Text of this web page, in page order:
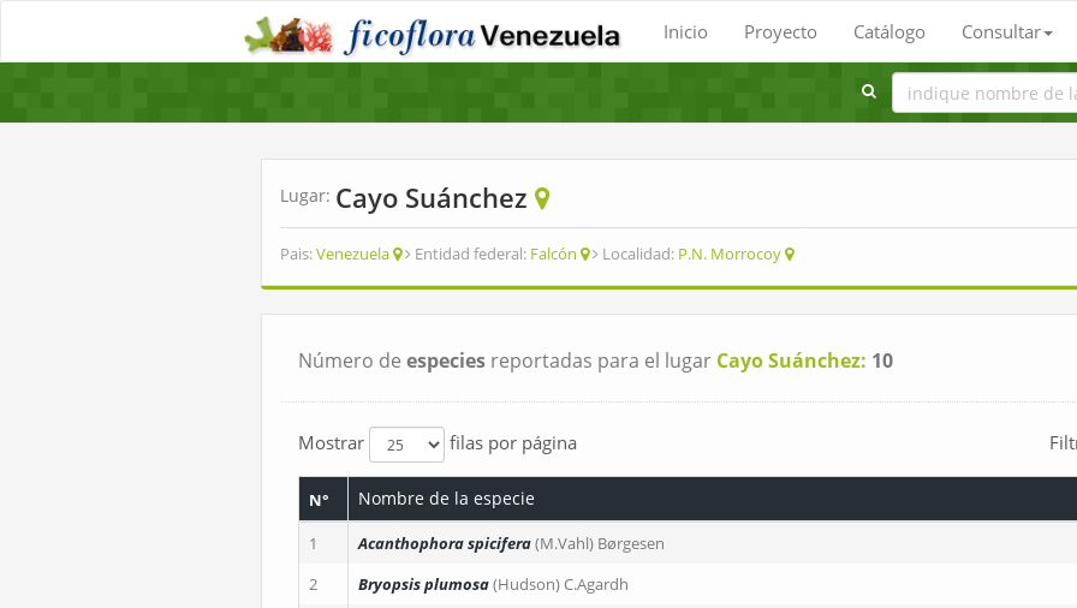
Inicio Proyecto Catálogo Consultar
Lugar: Cayo Suánchez
Pais:Venezuela Entidad federal: Falcón Localidad: P.N. Morrocoy
Número de especies reportadas para el lugar Cayo Suánchez: 10
Mostrar filas por página
N° Nombre de la especie
1 Acanthophora spicifera(M.Vahl) Børgesen
2
Bryopsis plumosa(Hudson) C.Agardh